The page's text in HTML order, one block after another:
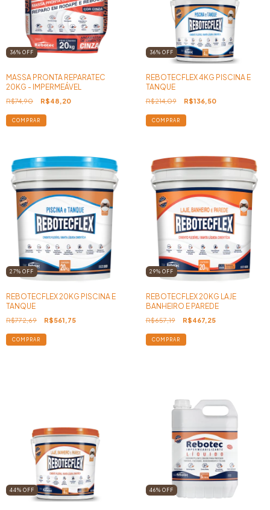
36% OFF
MASSA PRONTA REPARATEC
20KG - IMPERMEÁVEL
R$74,90 R$48,20
36% OFF
REBOTECFLEX 4KG PISCINA E
TANQUE
R$214,09 R$136,50
27% OFF
REBOTECFLEX 20KG PISCINA E
TANQUE
R$772,69 R$561,75
29% OFF
REBOTECFLEX 20KG LAJE
BANHEIRO E PAREDE
R$657,19 R$467,25
44% OFF 46% OFF